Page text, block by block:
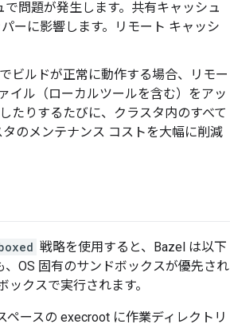
問題が発生します。共有キャッシュ
ーに影響します。リモート キャッシ
ビルドが正常に動作する場合、リモー
イル（ローカルツールを含む）をアッ
たりするたびに、クラスタ内のすべて
のメンテナンス コストを大幅に削減
戦略を使用すると、Bazel は以下
OS 固有のサンドボックスが優先され
クスで実行されます。
ースの execroot に作業ディレクトリ